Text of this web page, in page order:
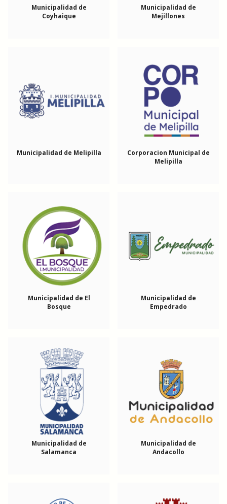
Municipalidad de
Coyhaique
Municipalidad de
Mejillones
Municipalidad de Melipilla
Corporacion Municipal de
Melipilla
Municipalidad de El
Bosque
Municipalidad de
Empedrado
Municipalidad de
Salamanca
Municipalidad de
Andacollo